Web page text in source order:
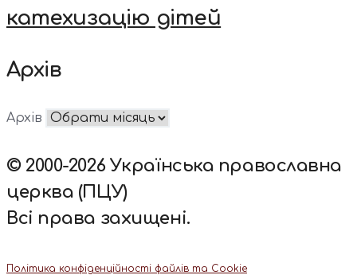
катехизацію дітей
Архів
Архів
© 2000-2026 Українська православна
церква (ПЦУ)
Всі права захищені.
Політика конфіденційності файлів та Cookie